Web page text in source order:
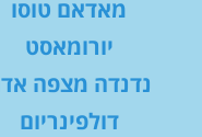
מאדאם טוסו
יורומאסט
נדנדה מצפה
דולפינריום